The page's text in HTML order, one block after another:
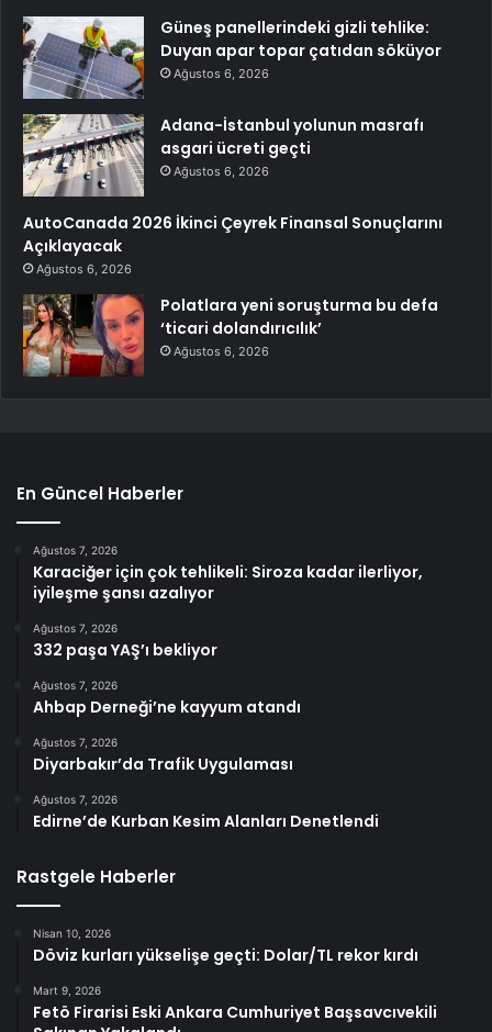
Güneş panellerindeki gizli tehlike:
Duyan apar topar çatıdan söküyor
Ağustos 6, 2026
Adana-İstanbul yolunun masrafı
asgari ücreti geçti
Ağustos 6, 2026
AutoCanada 2026 İkinci Çeyrek Finansal Sonuçlarını
Açıklayacak
Ağustos 6, 2026
Polatlara yeni soruşturma bu defa
‘ticari dolandırıcılık’
Ağustos 6, 2026
En Güncel Haberler
Ağustos 7, 2026
Karaciğer için çok tehlikeli: Siroza kadar ilerliyor,
iyileşme şansı azalıyor
Ağustos 7, 2026
332 paşa YAŞ’ı bekliyor
Ağustos 7, 2026
Ahbap Derneği’ne kayyum atandı
Ağustos 7, 2026
Diyarbakır’da Trafik Uygulaması
Ağustos 7, 2026
Edirne’de Kurban Kesim Alanları Denetlendi
Rastgele Haberler
Nisan 10, 2026
Döviz kurları yükselişe geçti: Dolar/TL rekor kırdı
Mart 9, 2026
Fetö Firarisi Eski Ankara Cumhuriyet Başsavcıvekili